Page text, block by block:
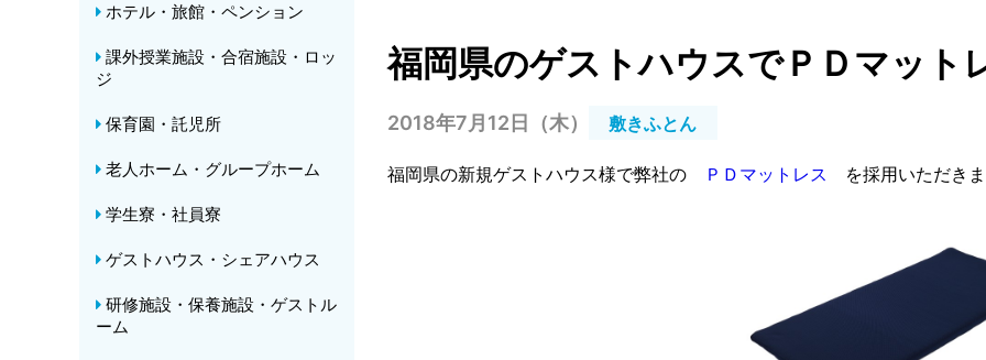
福岡県のゲストハウスでＰＤマット
2018年7月12日（木） 敷きふとん
福岡県の新規ゲストハウス様で弊社の ＰＤマットレス を採用いただき
ホテル・旅館・ペンション
課外授業施設・合宿施設・ロッ
ジ
保育園・託児所
老人ホーム・グループホーム
学生寮・社員寮
ゲストハウス・シェアハウス
研修施設・保養施設・ゲストル
ーム